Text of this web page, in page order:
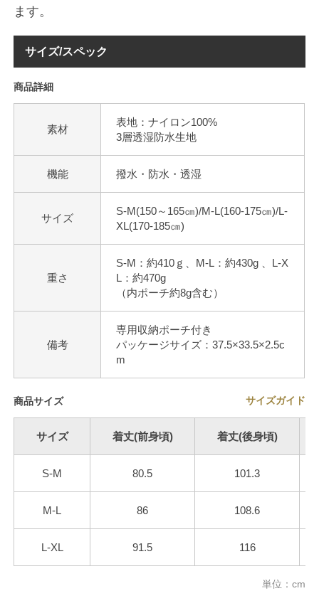
ます。
サイズ/スペック
商品詳細
素材
表地：ナイロン100%
3層透湿防水生地
機能 撥水・防水・透湿
サイズ
S-M(150～165㎝)/M-L(160-175㎝)/L-
XL(170-185㎝)
重さ
S-M：約410ｇ、M-L：約430g 、L-X
L：約470g
（内ポーチ約8g含む）
備考
専用収納ポーチ付き
パッケージサイズ：37.5×33.5×2.5c
m
商品サイズ サイズガイド
サイズ 着丈(前身頃) 着丈(後身頃)
S-M 80.5 101.3
M-L 86 108.6
L-XL 91.5 116
単位：cm